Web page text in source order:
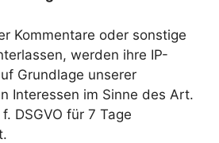
Kommentare oder sonstige
werden ihre IP-
Grundlage unserer
Interessen im Sinne des Art.
DSGVO für 7 Tage